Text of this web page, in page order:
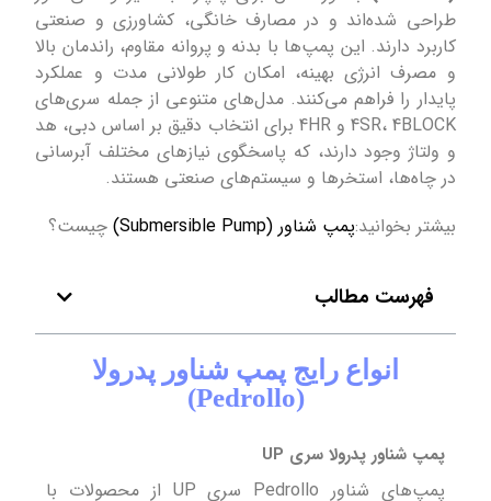
طراحی شده‌اند و در مصارف خانگی، کشاورزی و صنعتی
کاربرد دارند. این پمپ‌ها با بدنه و پروانه مقاوم، راندمان بالا
و مصرف انرژی بهینه، امکان کار طولانی مدت و عملکرد
پایدار را فراهم می‌کنند. مدل‌های متنوعی از جمله سری‌های
4SR، 4BLOCK و 4HR برای انتخاب دقیق بر اساس دبی، هد
و ولتاژ وجود دارند، که پاسخگوی نیازهای مختلف آبرسانی
در چاه‌ها، استخرها و سیستم‌های صنعتی هستند.
بیشتر بخوانید:پمپ شناور (Submersible Pump) چیست؟
فهرست مطالب
انواع رایج پمپ شناور پدرولا
(Pedrollo)
پمپ شناور پدرولا سری UP
پمپ‌های شناور Pedrollo سری UP از محصولات با